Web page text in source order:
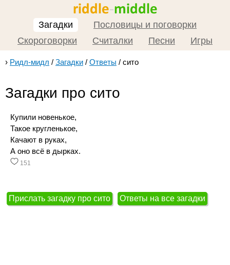
Загадки
Пословицы и поговорки
Скороговорки
Считалки Песни Игры
› Ридл-мидл / Загадки / Ответы / сито
Загадки про сито
Купили новенькое,
Такое кругленькое,
Качают в руках,
А оно всё в дырках.
151
Прислать загадку про сито Ответы на все загадки